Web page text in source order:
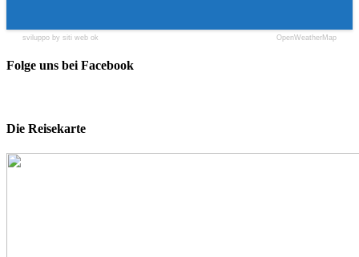
sviluppo by siti web ok OpenWeatherMap
Folge uns bei Facebook
Die Reisekarte